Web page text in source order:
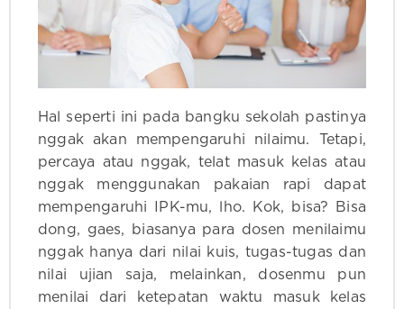
Hal seperti ini pada bangku sekolah pastinya
nggak akan mempengaruhi nilaimu. Tetapi,
percaya atau nggak, telat masuk kelas atau
nggak menggunakan pakaian rapi dapat
mempengaruhi IPK-mu, lho. Kok, bisa? Bisa
dong, gaes, biasanya para dosen menilaimu
nggak hanya dari nilai kuis, tugas-tugas dan
nilai ujian saja, melainkan, dosenmu pun
menilai dari ketepatan waktu masuk kelas